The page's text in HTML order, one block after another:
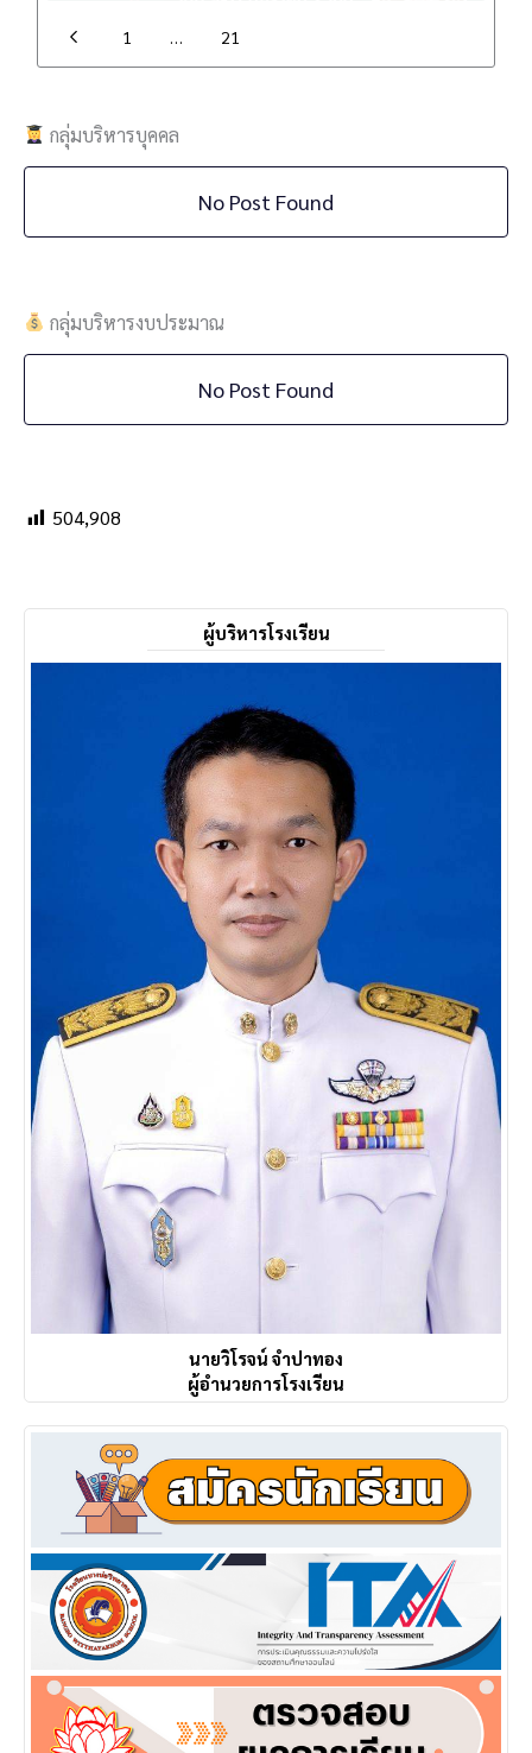
1 … 21
กลุ่มบริหารบุคคล
No Post Found
กลุ่มบริหารงบประมาณ
No Post Found
504,908
ผู้บริหารโรงเรียน
นายวิโรจน์ จำปาทอง
ผู้อำนวยการโรงเรียน